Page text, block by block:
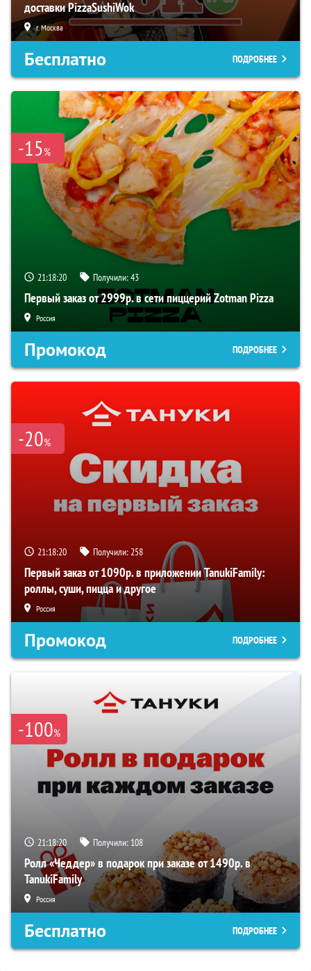
доставки PizzaSushiWok
г. Москва
Бесплатно ПОДРОБНЕЕ
-15%
21:18:19 Получили:43
Первый заказ от 2999р. в сети пиццерий Zotman Pizza
Россия
Промокод ПОДРОБНЕЕ
-20%
21:18:19 Получили:258
Первый заказ от 1090р. в приложении TanukiFamily:
роллы, суши, пицца и другое
Россия
Промокод ПОДРОБНЕЕ
-100%
21:18:19 Получили: 108
Ролл «Чеддер» в подарок при заказе от 1490р. в
TanukiFamily
Россия
Бесплатно ПОДРОБНЕЕ